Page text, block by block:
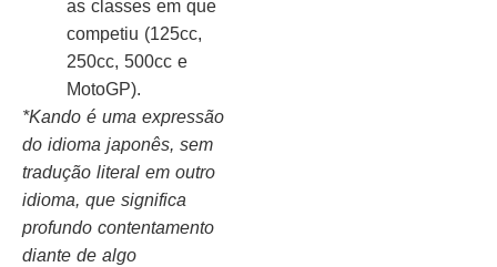
as classes em que
competiu (125cc,
250cc, 500cc e
MotoGP).
*Kando é uma expressão
do idioma japonês, sem
tradução literal em outro
idioma, que significa
profundo contentamento
diante de algo